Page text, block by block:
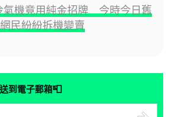
氣機竟用純金招牌 今時今日舊
民紛紛拆機變賣
到電子郵箱📮